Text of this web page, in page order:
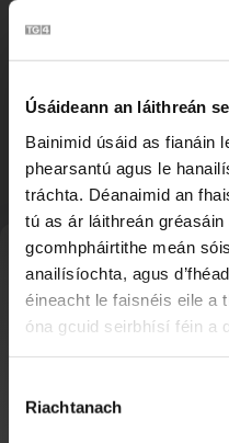
Úsáideann an láithreán
Bainimid úsáid as fianáin
phearsantú agus le
tráchta. Déanaimid an
tú as ár láithreán
gcomhpháirtithe meán
anailísíochta, agus
éineacht le faisnéis eile a
óna gcuid seirbhísí féin a
Toilithe
Riachtanach
Nuacht Cúla 4